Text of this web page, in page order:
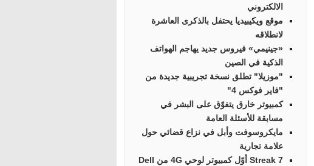
الالكتروني
موقع ويكيبيديا يحتفل بالذكرى العاشرة
لانطلاقه
«جينيمي» فيروس جديد يهاجم الهواتف
الذكية في الصين
"موزيلا" تطلق نسخة تجريبية جديدة من
"فاير فوكس 4"
كمبيوتر خارق يتفوّق على البشر في
مسابقة للأسئلة العامة
مايكروسوفت وأبل في نزاع قضائي حول
علامة تجارية
Streak 7 أوّل كمبيوتر لوحي 4G من Dell